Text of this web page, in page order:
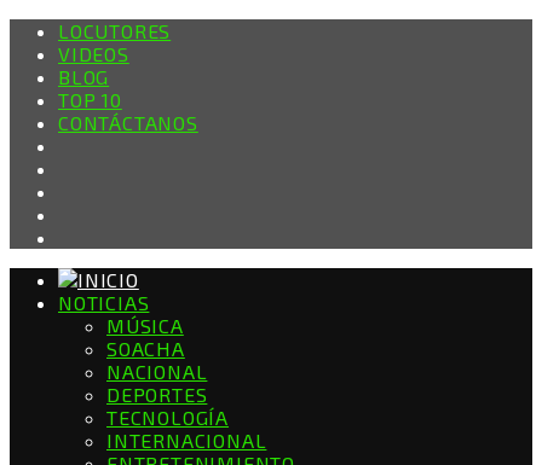
LOCUTORES
VIDEOS
BLOG
TOP 10
CONTÁCTANOS
NOTICIAS
MÚSICA
SOACHA
NACIONAL
DEPORTES
TECNOLOGÍA
INTERNACIONAL